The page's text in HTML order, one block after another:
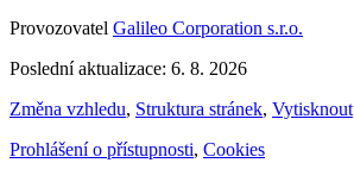
Provozovatel Galileo Corporation s.r.o.
Poslední aktualizace: 6. 8. 2026
Změna vzhledu, Struktura stránek, Vytisknout
Prohlášení o přístupnosti, Cookies